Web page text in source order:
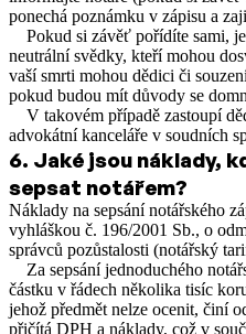
ponechá poznámku v zápisu a
Pokud si závěť pořídíte sami,
neutrální svědky, kteří mohou
vaší smrti mohou dědici či
pokud budou mít důvody se
V takovém případě zastoupí
advokátní kanceláře v soudních
6. Jaké jsou náklady,
sepsat notářem?
Náklady na sepsání notářského
vyhláškou č. 196/2001 Sb., o
správců pozůstalosti (notářský
Za sepsání jednoduchého
částku v řádech několika tisíc
jehož předmět nelze ocenit, činí
přičítá DPH a náklady, což v